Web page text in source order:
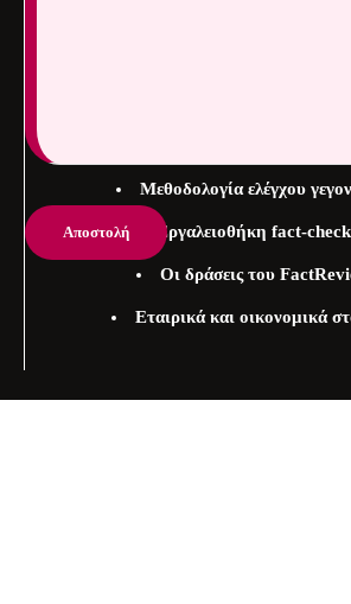
Μεθοδολογία ελέγχου
Εργαλειοθήκη fact-
Οι δράσεις του
Εταιρικά και οικονομικά